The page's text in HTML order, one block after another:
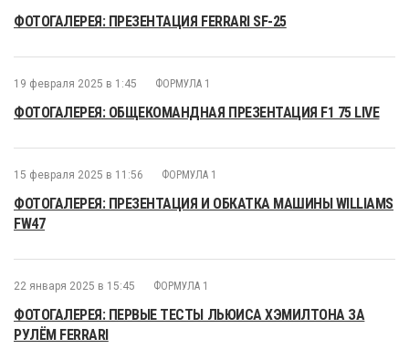
ФОТОГАЛЕРЕЯ: ПРЕЗЕНТАЦИЯ FERRARI SF-25
19 февраля 2025 в 1:45 ФОРМУЛА 1
ФОТОГАЛЕРЕЯ: ОБЩЕКОМАНДНАЯ ПРЕЗЕНТАЦИЯ F1 75 LIVE
15 февраля 2025 в 11:56 ФОРМУЛА 1
ФОТОГАЛЕРЕЯ: ПРЕЗЕНТАЦИЯ И ОБКАТКА МАШИНЫ WILLIAMS
FW47
22 января 2025 в 15:45 ФОРМУЛА 1
ФОТОГАЛЕРЕЯ: ПЕРВЫЕ ТЕСТЫ ЛЬЮИСА ХЭМИЛТОНА ЗА
РУЛЁМ FERRARI